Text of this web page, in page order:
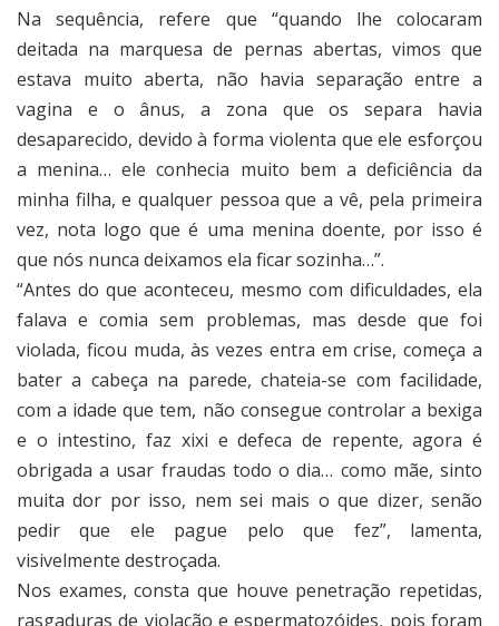
Na sequência, refere que “quando lhe colocaram
deitada na marquesa de pernas abertas, vimos que
estava muito aberta, não havia separação entre a
vagina e o ânus, a zona que os separa havia
desaparecido, devido à forma violenta que ele esforçou
a menina… ele conhecia muito bem a deficiência da
minha filha, e qualquer pessoa que a vê, pela primeira
vez, nota logo que é uma menina doente, por isso é
que nós nunca deixamos ela ficar sozinha…”.
“Antes do que aconteceu, mesmo com dificuldades, ela
falava e comia sem problemas, mas desde que foi
violada, ficou muda, às vezes entra em crise, começa a
bater a cabeça na parede, chateia-se com facilidade,
com a idade que tem, não consegue controlar a bexiga
e o intestino, faz xixi e defeca de repente, agora é
obrigada a usar fraudas todo o dia… como mãe, sinto
muita dor por isso, nem sei mais o que dizer, senão
pedir que ele pague pelo que fez”, lamenta,
visivelmente destroçada.
Nos exames, consta que houve penetração repetidas,
rasgaduras de violação e espermatozóides, pois foram